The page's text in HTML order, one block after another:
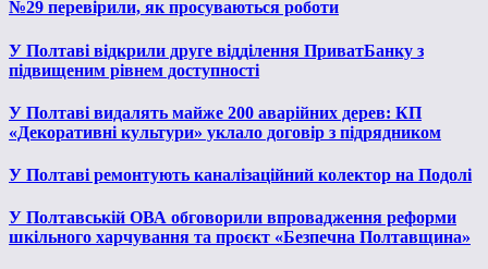
№29 перевірили, як просуваються роботи
У Полтаві відкрили друге відділення ПриватБанку з
підвищеним рівнем доступності
У Полтаві видалять майже 200 аварійних дерев: КП
«Декоративні культури» уклало договір з підрядником
У Полтаві ремонтують каналізаційний колектор на Подолі
У Полтавській ОВА обговорили впровадження реформи
шкільного харчування та проєкт «Безпечна Полтавщина»